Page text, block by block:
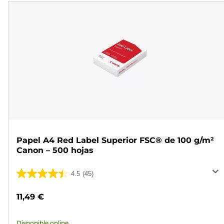
Papel A4 Red Label Superior FSC® de 100 g/m²
Canon – 500 hojas
4.5 (45)
4.5
5
11,49 €